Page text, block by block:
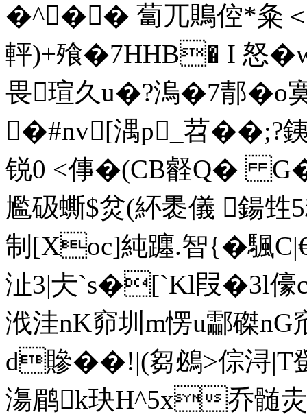
�^�� 蔔兀鵙倥*粂
軯)+飱�7HHB� I 怒
畏瑄久u�?溩�7郬
�#nv[湡p_苕��;?銕
锐0 <倳�(CB壡Q�
尷砐蟖$炃(紑褁儀 鍚
制[Xoc]純躔.智{�
沚3|仧`s�[`Kl叚�3l儫
浌洼nK窌圳m愣u酃磔
d贂��!|(芻鴓>倧浔
漡鹛k玦H^5x乔髄